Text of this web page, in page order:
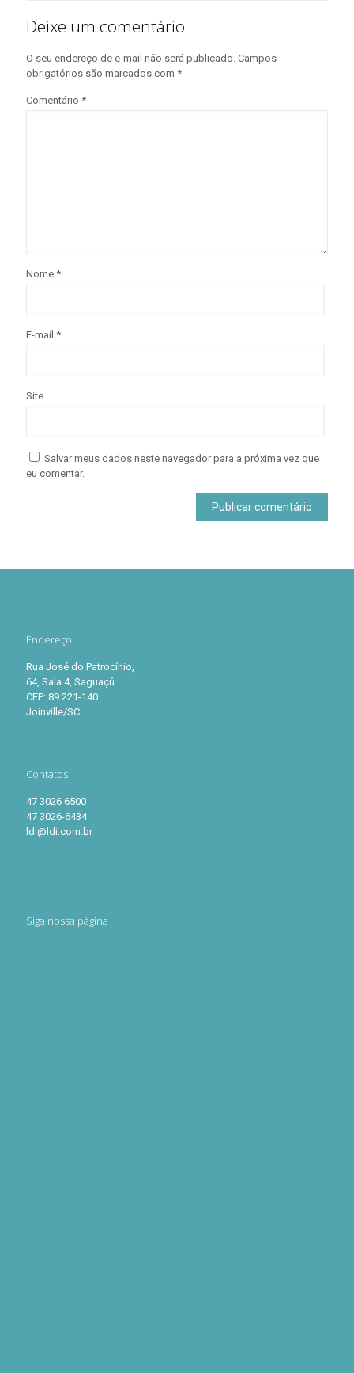
Deixe um comentário
O seu endereço de e-mail não será publicado. Campos
obrigatórios são marcados com *
Comentário *
Nome *
E-mail *
Site
Salvar meus dados neste navegador para a próxima vez que
eu comentar.
Endereço
Rua José do Patrocínio,
64, Sala 4, Saguaçú.
CEP: 89.221-140
Joinville/SC.
Contatos
47 3026 6500
47 3026-6434
ldi@ldi.com.br
Siga nossa página